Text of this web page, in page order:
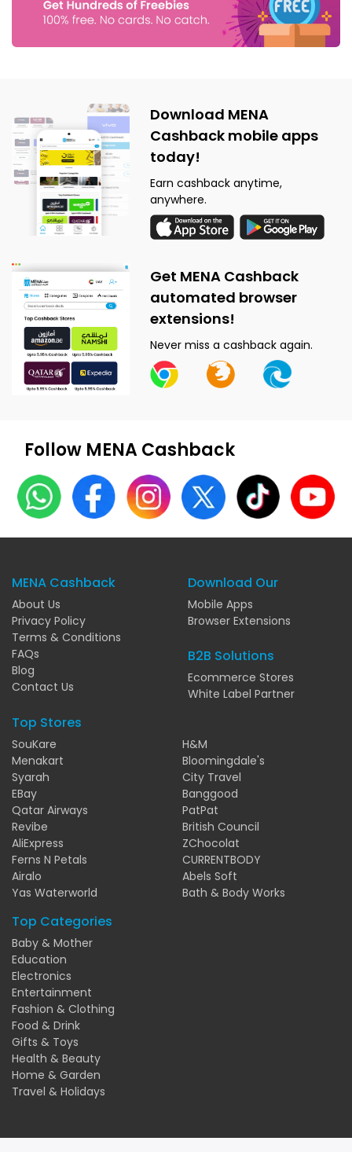
Download MENA
Cashback mobile apps
today!
Earn cashback anytime,
anywhere.
Get MENA Cashback
automated browser
extensions!
Never miss a cashback again.
Follow MENA Cashback
MENA Cashback
About Us
Privacy Policy
Terms & Conditions
FAQs
Blog
Contact Us
Download Our
Mobile Apps
Browser Extensions
B2B Solutions
Ecommerce Stores
White Label Partner
Top Stores
SouKare
Menakart
Syarah
EBay
Qatar Airways
Revibe
AliExpress
Ferns N Petals
Airalo
Yas Waterworld
H&M
Bloomingdale's
City Travel
Banggood
PatPat
British Council
ZChocolat
CURRENTBODY
Abels Soft
Bath & Body Works
Top Categories
Baby & Mother
Education
Electronics
Entertainment
Fashion & Clothing
Food & Drink
Gifts & Toys
Health & Beauty
Home & Garden
Travel & Holidays